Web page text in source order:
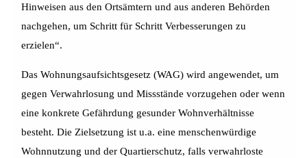
Hinweisen aus den Ortsämtern und aus anderen Behörden
nachgehen, um Schritt für Schritt Verbesserungen zu
erzielen“.
Das Wohnungsaufsichtsgesetz (WAG) wird angewendet, um
gegen Verwahrlosung und Missstände vorzugehen oder wenn
eine konkrete Gefährdung gesunder Wohnverhältnisse
besteht. Die Zielsetzung ist u.a. eine menschenwürdige
Wohnnutzung und der Quartierschutz, falls verwahrloste